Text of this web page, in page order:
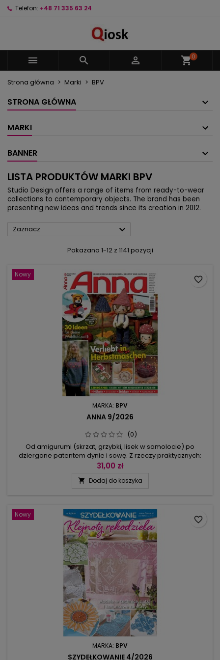
Telefon: +48 71 335 63 24
   shopping_cart0
Strona główna Marki BPV
STRONA GŁÓWNA
MARKI
BANNER
LISTA PRODUKTÓW MARKI BPV
Studio Design offers a range of items from ready-to-wear
collections to contemporary objects. The brand has been
presenting new ideas and trends since its creation in 2012.
Zaznacz 
Pokazano 1-12 z 1141 pozycji
Nowy
MARKA: BPV
ANNA 9/2026
(0)
Od amigurumi (skrzat, grzybki, lisek w samolocie) po
dziergane patentem dynie i sowę. Z rzeczy praktycznych:
szydełkowany przybornik-grzybek, łapki kuchenne z
dla niego, szaliki, komin. Już teraz możemy szykować się na
31,00 zł
 Dodaj do koszyka
favorite_border
Nowy
MARKA: BPV
SZYDEŁKOWANIE 4/2026
favorite_border
Nazwa listy życzeń
Musisz być zalogowany by zapisać produkty na
swojej liście życzeń.